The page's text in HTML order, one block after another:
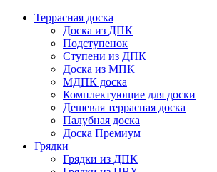
Террасная доска
Доска из ДПК
Подступенок
Ступени из ДПК
Доска из МПК
МДПК доска
Комплектующие для доски
Дешевая террасная доска
Палубная доска
Доска Премиум
Грядки
Грядки из ДПК